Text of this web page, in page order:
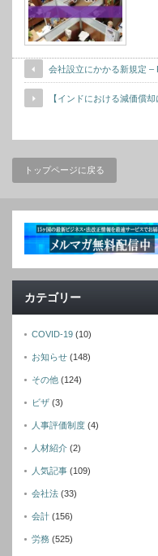
会社設立にかかる新規定 –
【インドにおける減価償却
トップページに戻る
カテゴリー
COVID-19 (10)
お知らせ (148)
その他 (124)
ビザ (3)
人事評価制度 (4)
人材紹介 (2)
人気記事 (109)
会社法 (33)
会計 (156)
労務 (525)